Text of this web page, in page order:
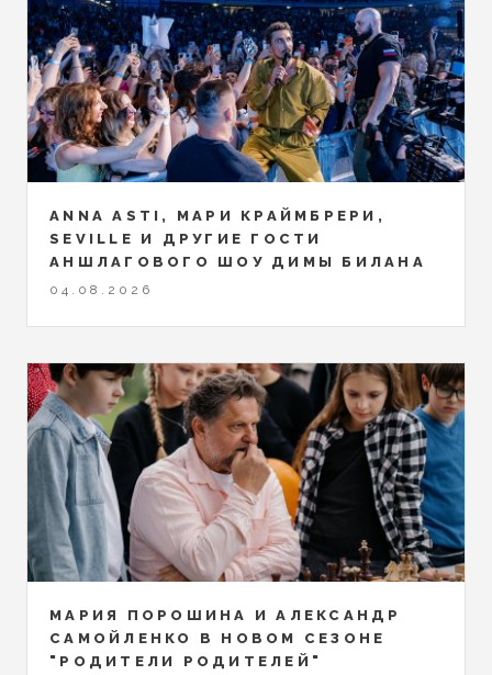
ANNA ASTI, МАРИ КРАЙМБРЕРИ,
SEVILLE И ДРУГИЕ ГОСТИ
АНШЛАГОВОГО ШОУ ДИМЫ БИЛАНА
04.08.2026
МАРИЯ ПОРОШИНА И АЛЕКСАНДР
САМОЙЛЕНКО В НОВОМ СЕЗОНЕ
"РОДИТЕЛИ РОДИТЕЛЕЙ"